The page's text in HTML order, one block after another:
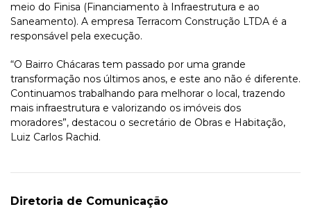
meio do Finisa (Financiamento à Infraestrutura e ao
Saneamento). A empresa Terracom Construção LTDA é a
responsável pela execução.
“O Bairro Chácaras tem passado por uma grande
transformação nos últimos anos, e este ano não é diferente.
Continuamos trabalhando para melhorar o local, trazendo
mais infraestrutura e valorizando os imóveis dos
moradores”, destacou o secretário de Obras e Habitação,
Luiz Carlos Rachid.
Diretoria de Comunicação